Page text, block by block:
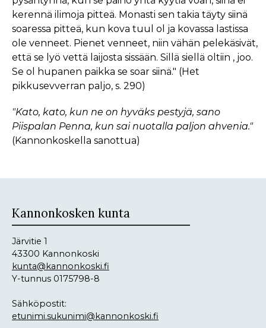
kerennä ilimoja pitteä. Monasti sen takia täyty siinä
soaressa pitteä, kun kova tuul ol ja kovassa lastissa
ole venneet. Pienet venneet, niin vähän pelekäsivät,
että se lyö vettä laijosta sissään. Sillä siellä oltiin , joo.
Se ol hupanen paikka se soar siinä." (Het
pikkusevverran paljo, s. 290)
"Kato, kato, kun ne on hyväks pestyjä, sano
Piispalan Penna, kun sai nuotalla paljon ahvenia."
(Kannonkoskella sanottua)
Kannonkosken kunta
Järvitie 1
43300 Kannonkoski
kunta@kannonkoski.fi
Y-tunnus 0175798-8
Sähköpostit:
etunimi.sukunimi@kannonkoski.fi